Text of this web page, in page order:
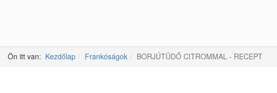
Ön itt van: Kezdőlap Frankóságok BORJÚTÜDŐ CITROMMAL - RECEPT